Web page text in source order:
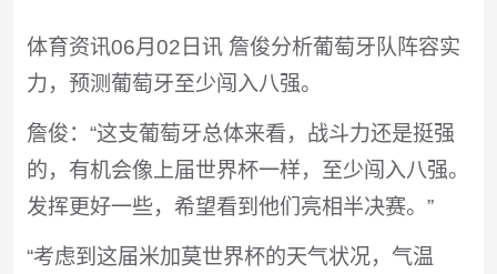
体育资讯06月02日讯 詹俊分析葡萄牙队阵容实
力，预测葡萄牙至少闯入八强。
詹俊：“这支葡萄牙总体来看，战斗力还是挺强
的，有机会像上届世界杯一样，至少闯入八强。
发挥更好一些，希望看到他们亮相半决赛。”
“考虑到这届米加莫世界杯的天气状况，气温